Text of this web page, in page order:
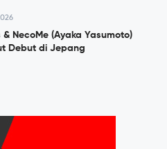
NecoMe (Ayaka Yasumoto)
Debut di Jepang